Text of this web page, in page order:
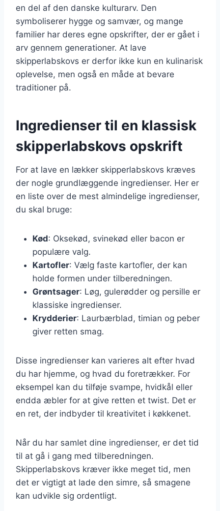
en del af den danske kulturarv. Den
symboliserer hygge og samvær, og mange
familier har deres egne opskrifter, der er gået i
arv gennem generationer. At lave
skipperlabskovs er derfor ikke kun en kulinarisk
oplevelse, men også en måde at bevare
traditioner på.
Ingredienser til en klassisk
skipperlabskovs opskrift
For at lave en lækker skipperlabskovs kræves
der nogle grundlæggende ingredienser. Her er
en liste over de mest almindelige ingredienser,
du skal bruge:
Kød: Oksekød, svinekød eller bacon er
populære valg.
Kartofler: Vælg faste kartofler, der kan
holde formen under tilberedningen.
Grøntsager: Løg, gulerødder og persille er
klassiske ingredienser.
Krydderier: Laurbærblad, timian og peber
giver retten smag.
Disse ingredienser kan varieres alt efter hvad
du har hjemme, og hvad du foretrækker. For
eksempel kan du tilføje svampe, hvidkål eller
endda æbler for at give retten et twist. Det er
en ret, der indbyder til kreativitet i køkkenet.
Når du har samlet dine ingredienser, er det tid
til at gå i gang med tilberedningen.
Skipperlabskovs kræver ikke meget tid, men
det er vigtigt at lade den simre, så smagene
kan udvikle sig ordentligt.